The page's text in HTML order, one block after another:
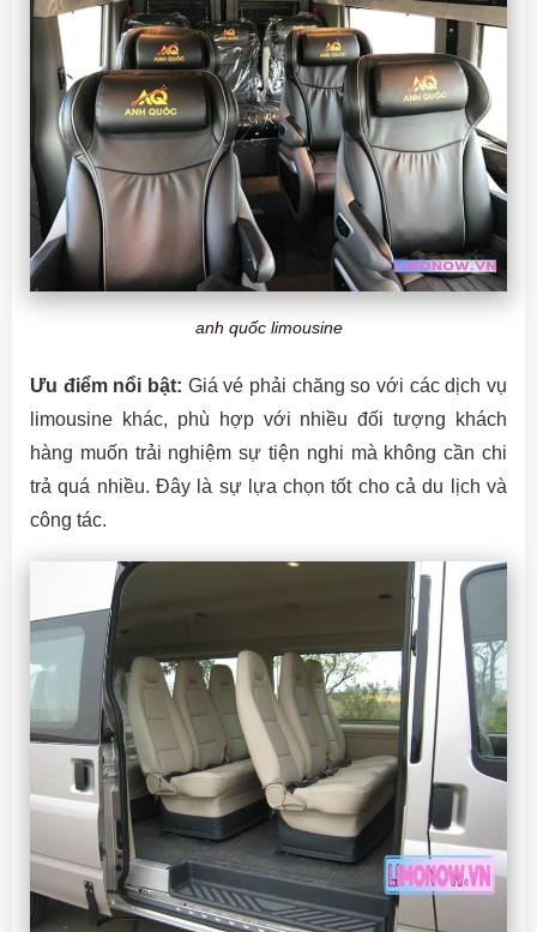
anh quốc limousine
Ưu điểm nổi bật: Giá vé phải chăng so với các dịch vụ
limousine khác, phù hợp với nhiều đối tượng khách
hàng muốn trải nghiệm sự tiện nghi mà không cần chi
trả quá nhiều. Đây là sự lựa chọn tốt cho cả du lịch và
công tác.